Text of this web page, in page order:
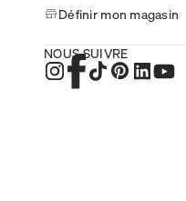
Définir mon magasin
NOUS SUIVRE